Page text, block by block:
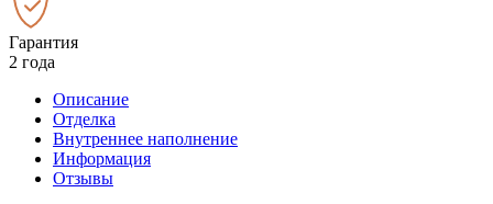
Гарантия
2 года
Описание
Отделка
Внутреннее наполнение
Информация
Отзывы